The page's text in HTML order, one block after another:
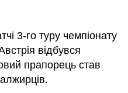
3-го туру чемпіонату
відбувся
прапорець став